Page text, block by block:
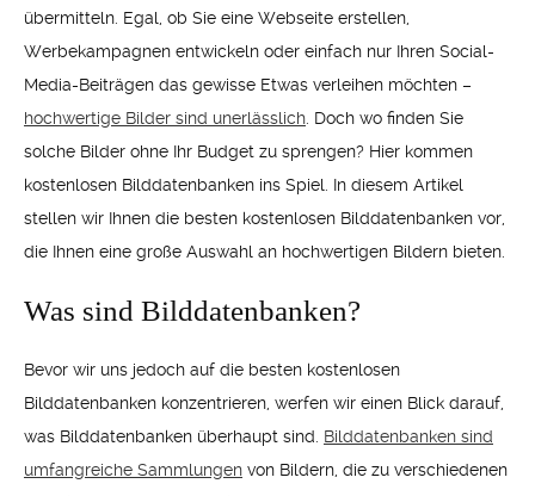
übermitteln. Egal, ob Sie eine Webseite erstellen,
Werbekampagnen entwickeln oder einfach nur Ihren Social-
Media-Beiträgen das gewisse Etwas verleihen möchten –
hochwertige Bilder sind unerlässlich . Doch wo finden Sie
solche Bilder ohne Ihr Budget zu sprengen? Hier kommen
kostenlosen Bilddatenbanken ins Spiel. In diesem Artikel
stellen wir Ihnen die besten kostenlosen Bilddatenbanken vor,
die Ihnen eine große Auswahl an hochwertigen Bildern bieten.
Was sind Bilddatenbanken?
Bevor wir uns jedoch auf die besten kostenlosen
Bilddatenbanken konzentrieren, werfen wir einen Blick darauf,
was Bilddatenbanken überhaupt sind. Bilddatenbanken sind
umfangreiche Sammlungen von Bildern, die zu verschiedenen